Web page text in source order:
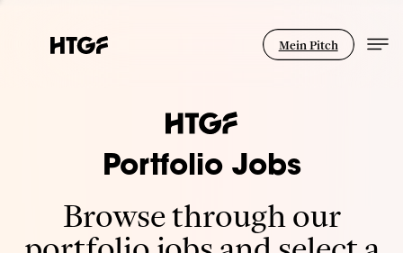
Mein Pitch
Portfolio Jobs
Browse through our